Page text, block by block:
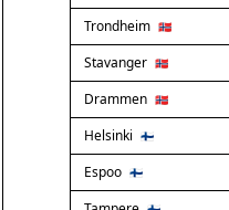
Trondheim 🇳🇴
Stavanger 🇳🇴
Drammen 🇳🇴
Helsinki 🇫🇮
Espoo 🇫🇮